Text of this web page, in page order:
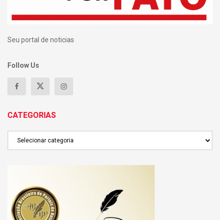
Seu portal de noticias
Follow Us
CATEGORIAS